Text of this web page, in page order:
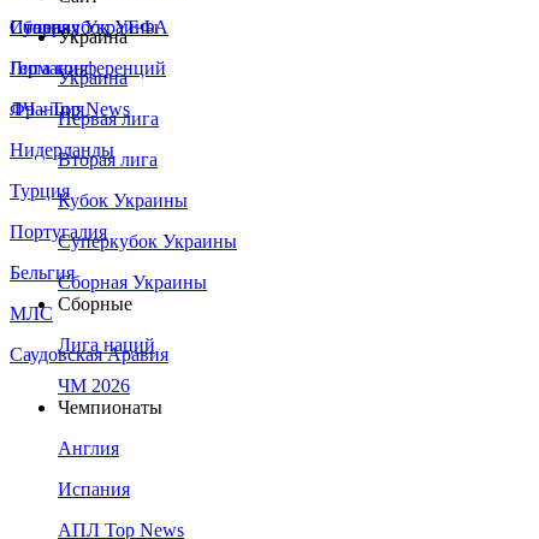
Сборная Украины
Италия
Германия
Франция
Нидерланды
Турция
Португалия
Бельгия
МЛС
Саудовская Аравия
Суперкубок УЕФА
Лига конференций
ЛЧ - Top News
Украина
Украина
Первая лига
Вторая лига
Кубок Украины
Суперкубок Украины
Сборная Украины
Сборные
Лига наций
ЧМ 2026
Чемпионаты
Англия
Испания
АПЛ Top News